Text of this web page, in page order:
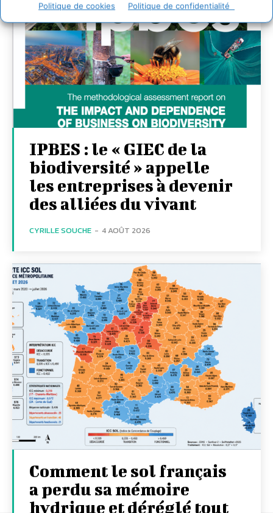
Politique de cookies Politique de confidentialité
IPBES : le « GIEC de la
biodiversité » appelle
les entreprises à devenir
des alliées du vivant
CYRILLE SOUCHE - 4 AOÛT 2026
Comment le sol français
a perdu sa mémoire
hydrique et déréglé tout